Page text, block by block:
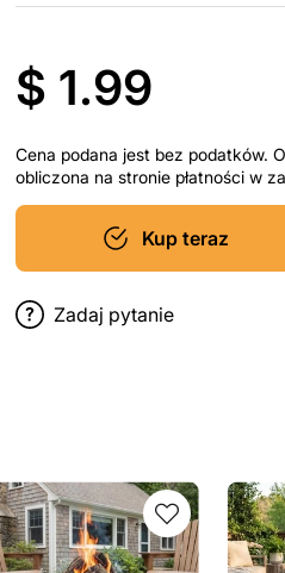
$ 1.99
Cena podana jest bez podatków.
obliczona na stronie płatności w
Kup teraz
Zadaj pytanie